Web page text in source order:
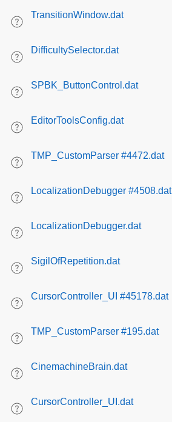
TransitionWindow.dat
DifficultySelector.dat
SPBK_ButtonControl.dat
EditorToolsConfig.dat
TMP_CustomParser #4472.dat
LocalizationDebugger #4508.dat
LocalizationDebugger.dat
SigilOfRepetition.dat
CursorController_UI #45178.dat
TMP_CustomParser #195.dat
CinemachineBrain.dat
CursorController_UI.dat